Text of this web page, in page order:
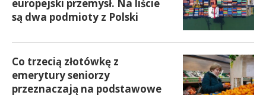
europejski przemysł. Na liście
są dwa podmioty z Polski
Co trzecią złotówkę z
emerytury seniorzy
przeznaczają na podstawowe